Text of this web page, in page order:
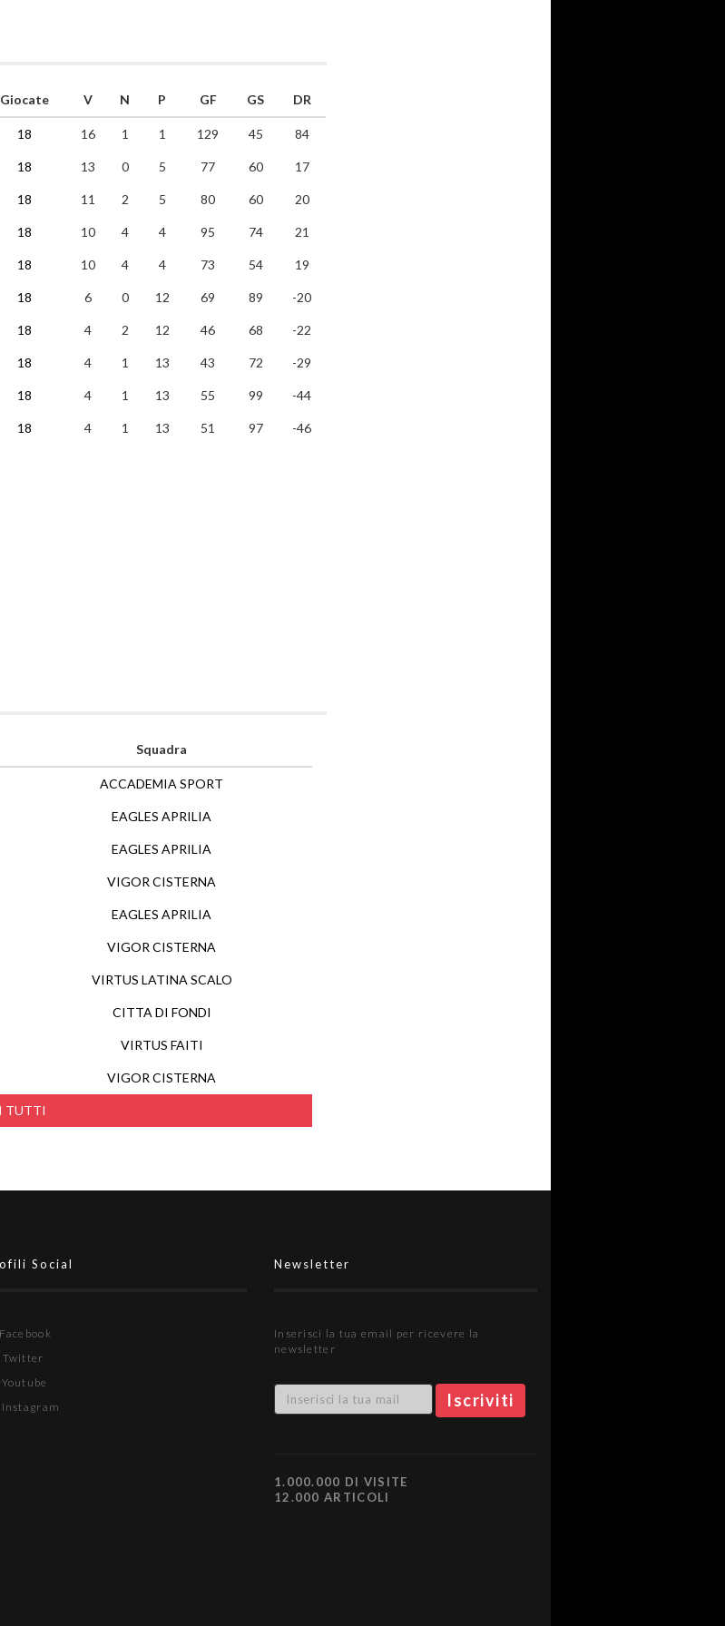
Giocate V N P GF GS DR
18 16 1 1 129 45 84
18 13 0 5 77 60 17
18 11 2 5 80 60 20
18 10 4 4 95 74 21
18 10 4 4 73 54 19
18 6 0 12 69 89 -20
18 4 2 12 46 68 -22
18 4 1 13 43 72 -29
18 4 1 13 55 99 -44
18 4 1 13 51 97 -46
Squadra
TUTTI
ACCADEMIA SPORT
EAGLES APRILIA
EAGLES APRILIA
VIGOR CISTERNA
EAGLES APRILIA
VIGOR CISTERNA
VIRTUS LATINA SCALO
CITTA DI FONDI
VIRTUS FAITI
VIGOR CISTERNA
Social
Facebook
Twitter
Youtube
Instagram
Newsletter
Inserisci la tua email per ricevere la
newsletter
1.000.000 DI VISITE
12.000 ARTICOLI